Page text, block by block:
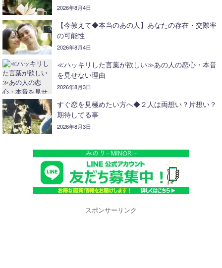
2026年8月4日
【今教えて◆本当のあの人】あなたの存在・交際率
の可能性
2026年8月4日
≪ハッキリした言葉が欲しい≫あの人の恋心・本音
を見せない理由
2026年8月3日
すぐ恋を見極めたい方へ◆２人は両想い？片想い？
期待してる事
2026年8月3日
スポンサーリンク